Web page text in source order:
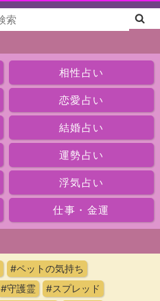
相性占い
恋愛占い
結婚占い
運勢占い
浮気占い
仕事・金運
#ペットの気持ち
#守護霊
#スプレッド